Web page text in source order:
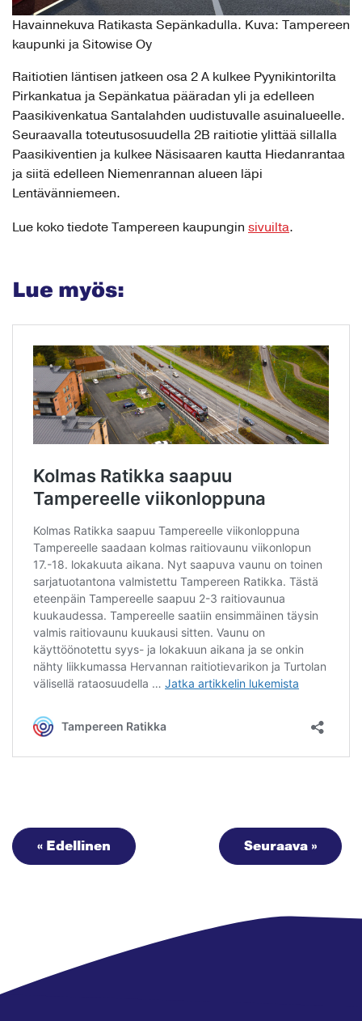
Havainnekuva Ratikasta Sepänkadulla. Kuva: Tampereen
kaupunki ja Sitowise Oy
Raitiotien läntisen jatkeen osa 2 A kulkee Pyynikintorilta
Pirkankatua ja Sepänkatua pääradan yli ja edelleen
Paasikivenkatua Santalahden uudistuvalle asuinalueelle.
Seuraavalla toteutusosuudella 2B raitiotie ylittää sillalla
Paasikiventien ja kulkee Näsisaaren kautta Hiedanrantaa
ja siitä edelleen Niemenrannan alueen läpi
Lentävänniemeen.
Lue koko tiedote Tampereen kaupungin sivuilta.
Lue myös:
Seuraava »
« Edellinen